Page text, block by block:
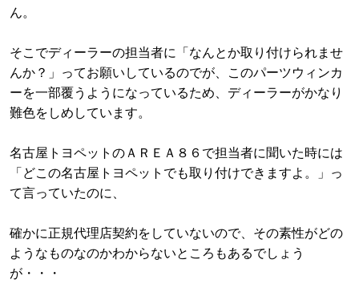
ん。
そこでディーラーの担当者に「なんとか取り付けられませ
んか？」ってお願いしているのでが、このパーツウィンカ
ーを一部覆うようになっているため、ディーラーがかなり
難色をしめしています。
名古屋トヨペットのＡＲＥＡ８６で担当者に聞いた時には
「どこの名古屋トヨペットでも取り付けできますよ。」っ
て言っていたのに、
確かに正規代理店契約をしていないので、その素性がどの
ようなものなのかわからないところもあるでしょう
が・・・